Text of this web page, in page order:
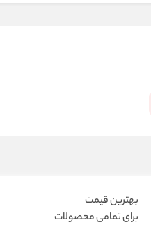
بهترین قیمت
برای تمامی محصولات